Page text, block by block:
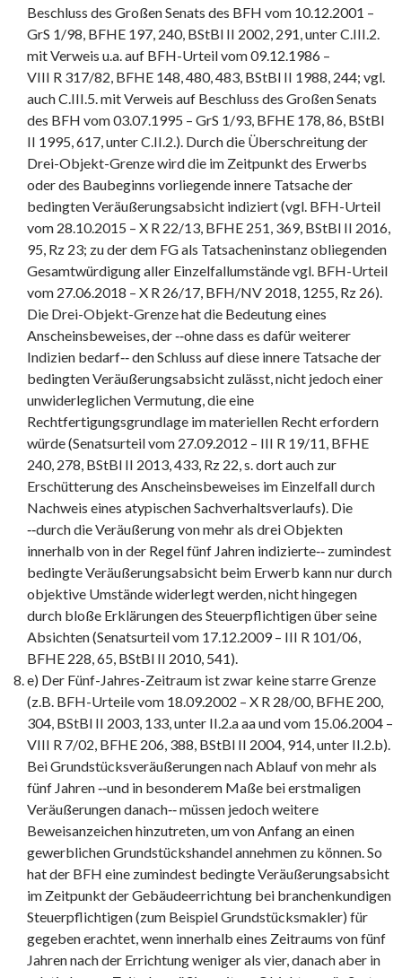
Beschluss des Großen Senats des BFH vom 10.12.2001 –
GrS 1/98, BFHE 197, 240, BStBl II 2002, 291, unter C.III.2.
mit Verweis u.a. auf BFH-Urteil vom 09.12.1986 –
VIII R 317/82, BFHE 148, 480, 483, BStBl II 1988, 244; vgl.
auch C.III.5. mit Verweis auf Beschluss des Großen Senats
des BFH vom 03.07.1995 – GrS 1/93, BFHE 178, 86, BStBl
II 1995, 617, unter C.II.2.). Durch die Überschreitung der
Drei-Objekt-Grenze wird die im Zeitpunkt des Erwerbs
oder des Baubeginns vorliegende innere Tatsache der
bedingten Veräußerungsabsicht indiziert (vgl. BFH-Urteil
vom 28.10.2015 – X R 22/13, BFHE 251, 369, BStBl II 2016,
95, Rz 23; zu der dem FG als Tatsacheninstanz obliegenden
Gesamtwürdigung aller Einzelfallumstände vgl. BFH-Urteil
vom 27.06.2018 – X R 26/17, BFH/NV 2018, 1255, Rz 26).
Die Drei-Objekt-Grenze hat die Bedeutung eines
Anscheinsbeweises, der ‑‑ohne dass es dafür weiterer
Indizien bedarf‑‑ den Schluss auf diese innere Tatsache der
bedingten Veräußerungsabsicht zulässt, nicht jedoch einer
unwiderleglichen Vermutung, die eine
Rechtfertigungsgrundlage im materiellen Recht erfordern
würde (Senatsurteil vom 27.09.2012 – III R 19/11, BFHE
240, 278, BStBl II 2013, 433, Rz 22, s. dort auch zur
Erschütterung des Anscheinsbeweises im Einzelfall durch
Nachweis eines atypischen Sachverhaltsverlaufs). Die
‑‑durch die Veräußerung von mehr als drei Objekten
innerhalb von in der Regel fünf Jahren indizierte‑‑ zumindest
bedingte Veräußerungsabsicht beim Erwerb kann nur durch
objektive Umstände widerlegt werden, nicht hingegen
durch bloße Erklärungen des Steuerpflichtigen über seine
Absichten (Senatsurteil vom 17.12.2009 – III R 101/06,
BFHE 228, 65, BStBl II 2010, 541).
e) Der Fünf-Jahres-Zeitraum ist zwar keine starre Grenze
(z.B. BFH-Urteile vom 18.09.2002 – X R 28/00, BFHE 200,
304, BStBl II 2003, 133, unter II.2.a aa und vom 15.06.2004 –
VIII R 7/02, BFHE 206, 388, BStBl II 2004, 914, unter II.2.b).
Bei Grundstücksveräußerungen nach Ablauf von mehr als
fünf Jahren ‑‑und in besonderem Maße bei erstmaligen
Veräußerungen danach‑‑ müssen jedoch weitere
Beweisanzeichen hinzutreten, um von Anfang an einen
gewerblichen Grundstückshandel annehmen zu können. So
hat der BFH eine zumindest bedingte Veräußerungsabsicht
im Zeitpunkt der Gebäudeerrichtung bei branchenkundigen
Steuerpflichtigen (zum Beispiel Grundstücksmakler) für
gegeben erachtet, wenn innerhalb eines Zeitraums von fünf
Jahren nach der Errichtung weniger als vier, danach aber in